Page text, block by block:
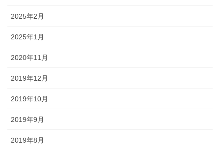
2025年2月
2025年1月
2020年11月
2019年12月
2019年10月
2019年9月
2019年8月